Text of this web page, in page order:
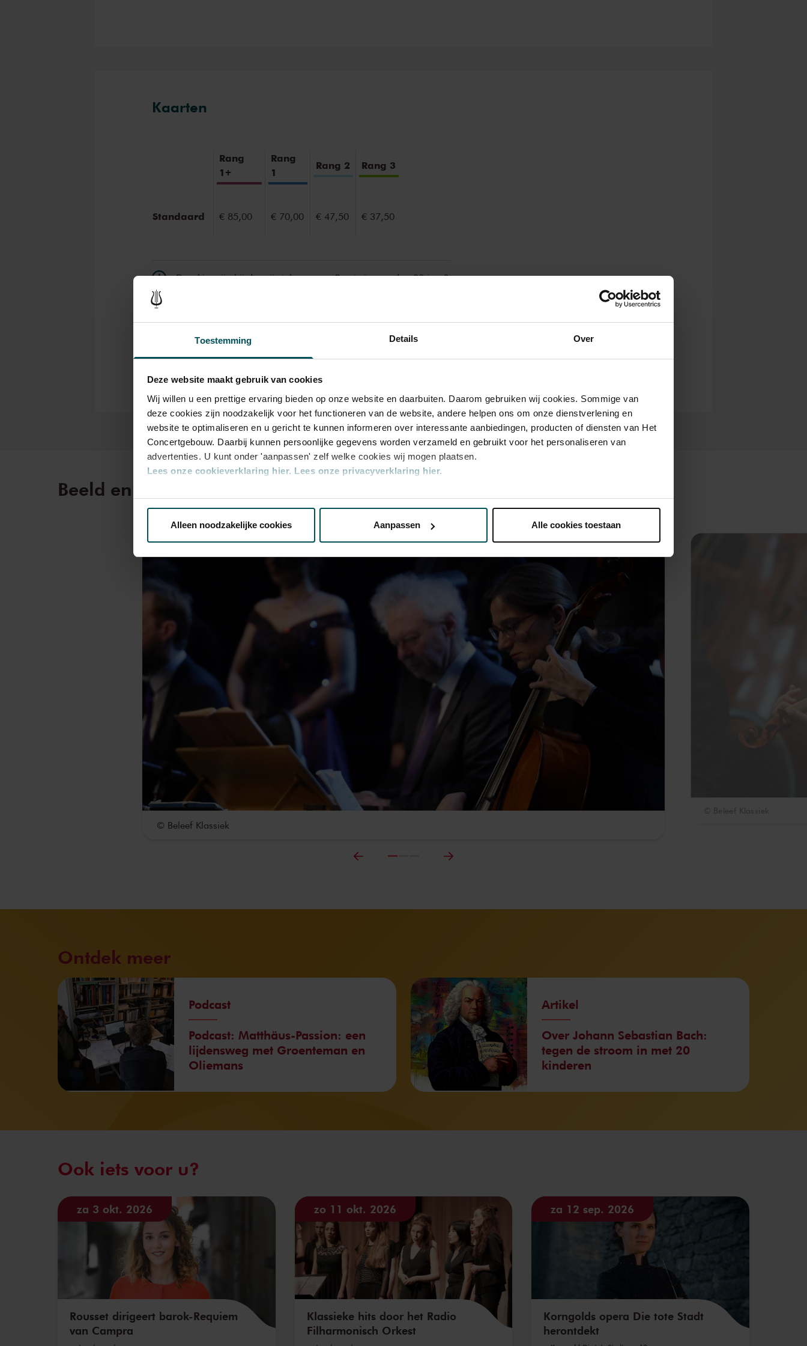
Toestemming Details Over
Deze website maakt gebruik van cookies
Wij willen u een prettige ervaring bieden op onze website en daarbuiten. Daarom gebruiken wij cookies. Sommige van
deze cookies zijn noodzakelijk voor het functioneren van de website, andere helpen ons om onze dienstverlening en
website te optimaliseren en u gericht te kunnen informeren over interessante aanbiedingen, producten of diensten van Het
Concertgebouw. Daarbij kunnen persoonlijke gegevens worden verzameld en gebruikt voor het personaliseren van
advertenties. U kunt onder 'aanpassen' zelf welke cookies wij mogen plaatsen.
Lees onze cookieverklaring hier. Lees onze privacyverklaring hier.
Via decookieverklaringop onze website kunt u uw toestemming op elk moment wijzigen of intrekken.
We werken samen met32 derdendie uw gegevens kunnen ontvangen en verwerken.
Alleen noodzakelijke cookies Aanpassen Alle cookies toestaan
Bachs tijd en The Bach Choir wordt geroemd om haar dynamische en
Er wordt gekozen voor een intieme opstelling op het podium waarbij de
musici nog zichtbaarder zullen zijn en de muziek optimaal tot zijn recht
Kaarten
Rang
1+
Rang
1
Rang 2 Rang 3
Standaard € 85,00 € 70,00 € 47,50 € 37,50
Drankjes zijn bij de prijs inbegrepen. Ben je jonger dan 30 jaar?
rolstoelplaatsen bestellen? Mail naar kassa@concertgebouw.nl
of bel de Concertgebouwlijn op 020 – 671 83 45.
Beeld en geluid
© Beleef Klassiek
© Beleef Klassiek
Ontdek meer
Podcast
Podcast: Matthäus-Passion: een
lijdensweg met Groenteman en
Oliemans
Artikel
Over Johann Sebastian Bach:
tegen de stroom in met 20
kinderen
Ook iets voor u?
za 3 okt. 2026
Rousset dirigeert barok-Requiem
van Campra
zo 11 okt. 2026
Klassieke hits door het Radio
Filharmonisch Orkest
za 12 sep. 2026
Korngolds opera Die tote Stadt
herontdekt